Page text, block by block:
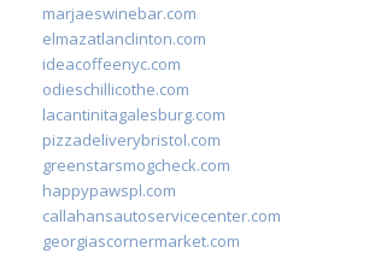
marjaeswinebar.com
elmazatlanclinton.com
ideacoffeenyc.com
odieschillicothe.com
lacantinitagalesburg.com
pizzadeliverybristol.com
greenstarsmogcheck.com
happypawspl.com
callahansautoservicecenter.com
georgiascornermarket.com